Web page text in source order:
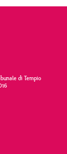
di Tempio